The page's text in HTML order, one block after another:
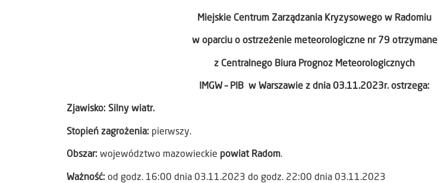
Miejskie Centrum Zarządzania Kryzysowego w Radomiu
w oparciu o ostrzeżenie meteorologiczne nr 79 otrzymane
z Centralnego Biura Prognoz Meteorologicznych
IMGW – PIB w Warszawie z dnia 03.11.2023r. ostrzega:
Zjawisko: Silny wiatr.
Stopień zagrożenia: pierwszy.
Obszar: województwo mazowieckie powiat Radom.
Ważność: od godz. 16:00 dnia 03.11.2023 do godz. 22:00 dnia 03.11.2023